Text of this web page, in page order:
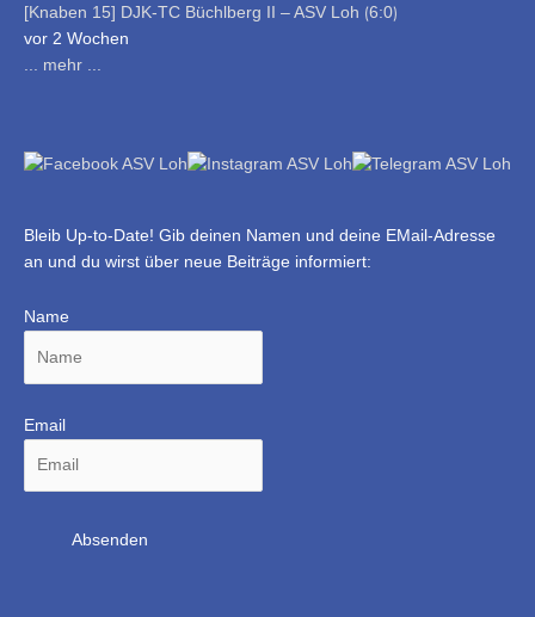
[Knaben 15] DJK-TC Büchlberg II – ASV Loh ⟮6:0⟯
vor 2 Wochen
... mehr ...
Bleib Up-to-Date! Gib deinen Namen und deine EMail-Adresse
an und du wirst über neue Beiträge informiert:
Name
Email